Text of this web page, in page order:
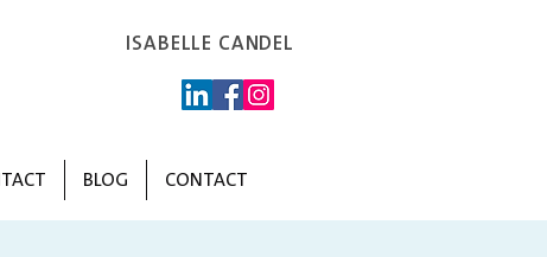
ISABELLE CANDEL
BLOG CONTACT